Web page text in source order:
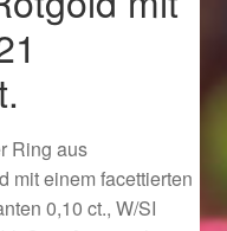
2019
2021
2022
Ring aus
mit einem facettierten
0,10 ct., W/SI